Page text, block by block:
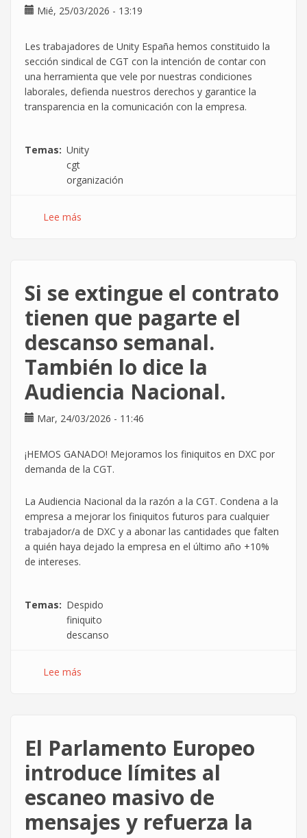
SE
EN
OTRO
DÍA!
Mié, 25/03/2026 - 13:19
Les trabajadores de Unity España hemos constituido la
sección sindical de CGT con la intención de contar con
una herramienta que vele por nuestras condiciones
laborales, defienda nuestros derechos y garantice la
transparencia en la comunicación con la empresa.
Temas
Unity
cgt
organización
Lee más
Si se extingue el contrato
tienen que pagarte el
descanso semanal.
También lo dice la
Audiencia Nacional.
Mar, 24/03/2026 - 11:46
¡HEMOS GANADO! Mejoramos los finiquitos en DXC por
demanda de la CGT.
La Audiencia Nacional da la razón a la CGT. Condena a la
empresa a mejorar los finiquitos futuros para cualquier
trabajador/a de DXC y a abonar las cantidades que falten
a quién haya dejado la empresa en el último año +10%
de intereses.
Temas
Despido
finiquito
descanso
Lee más
contrato
tienen
que
pagarte
el
descanso
El Parlamento Europeo
introduce límites al
escaneo masivo de
mensajes y refuerza la